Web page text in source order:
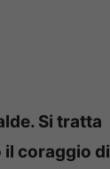
Si tratta
il coraggio di